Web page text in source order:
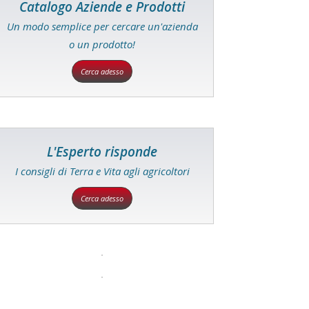
Catalogo Aziende e Prodotti
Un modo semplice per cercare un'azienda
o un prodotto!
Cerca adesso
L'Esperto risponde
I consigli di Terra e Vita agli agricoltori
Cerca adesso